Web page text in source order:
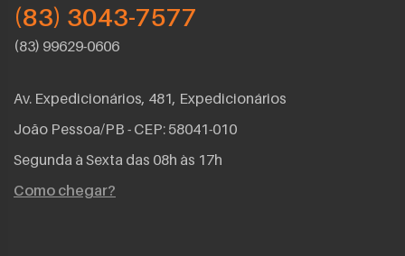
(83) 3043-7577
(83) 99629-0606
Av. Expedicionários, 481, Expedicionários
João Pessoa/PB - CEP: 58041-010
Segunda à Sexta das 08h às 17h
Como chegar?